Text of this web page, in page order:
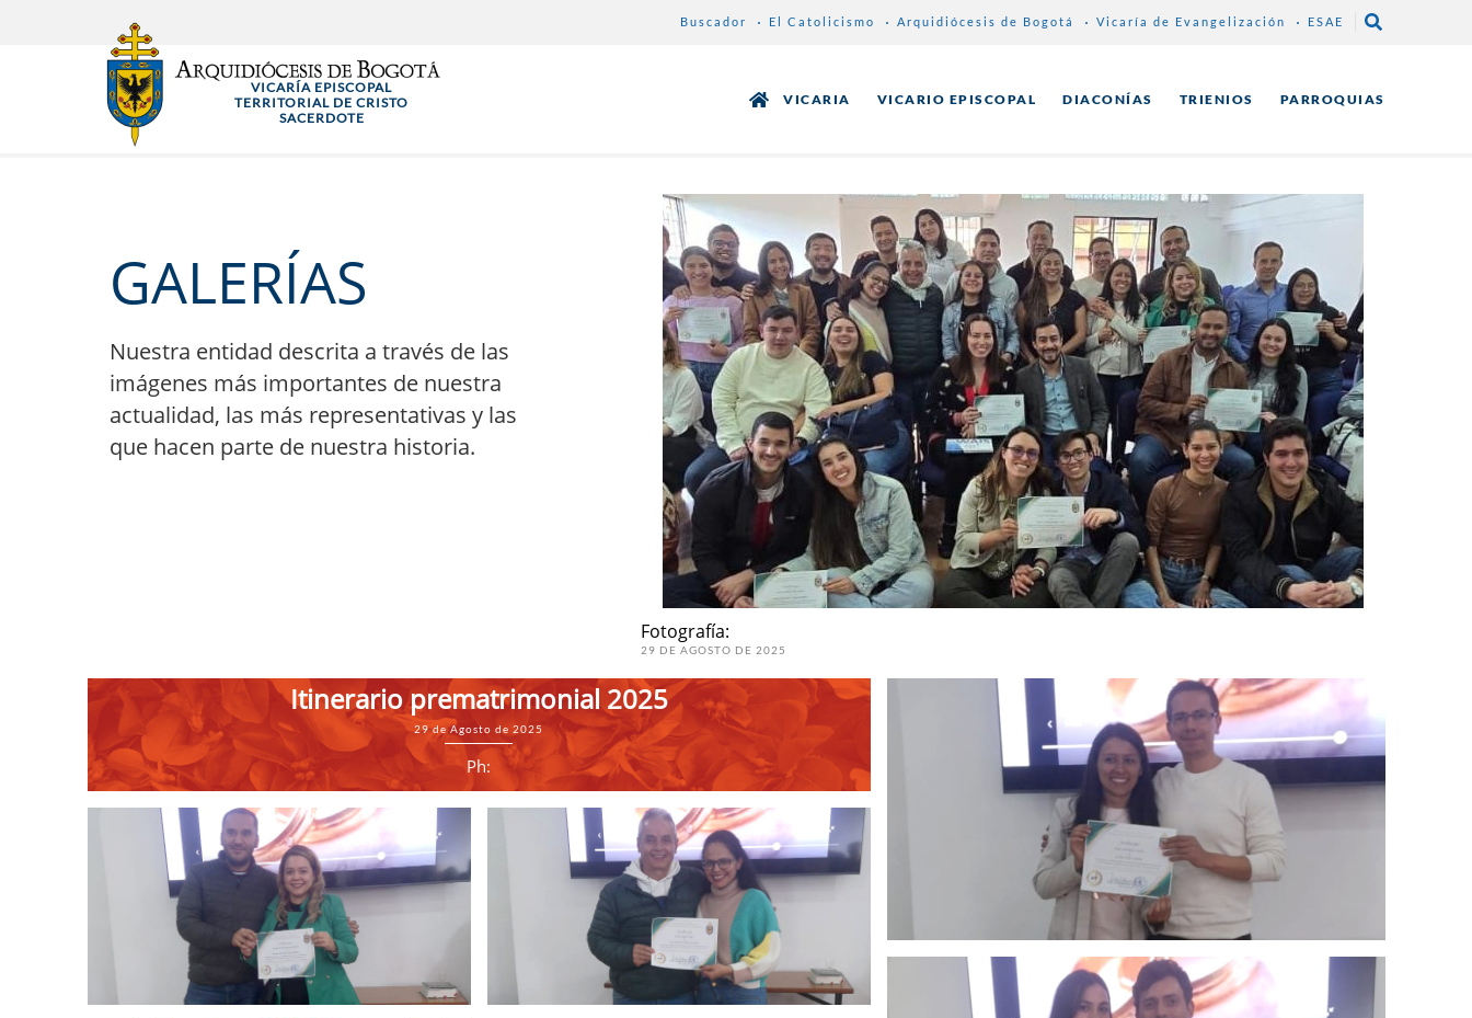
Buscador El Catolicismo Arquidiócesis de Bogotá Vicaría de Evangelización ESAE
VICARÍA EPISCOPAL
TERRITORIAL DE CRISTO
SACERDOTE
VICARIA VICARIO EPISCOPAL DIACONÍAS TRIENIOS PARROQUIAS
GALERÍAS
Nuestra entidad descrita a través de las
imágenes más importantes de nuestra
actualidad, las más representativas y las
que hacen parte de nuestra historia.
Fotografía:
29 DE AGOSTO DE 2025
Itinerario prematrimonial 2025
29 de Agosto de 2025
Ph: